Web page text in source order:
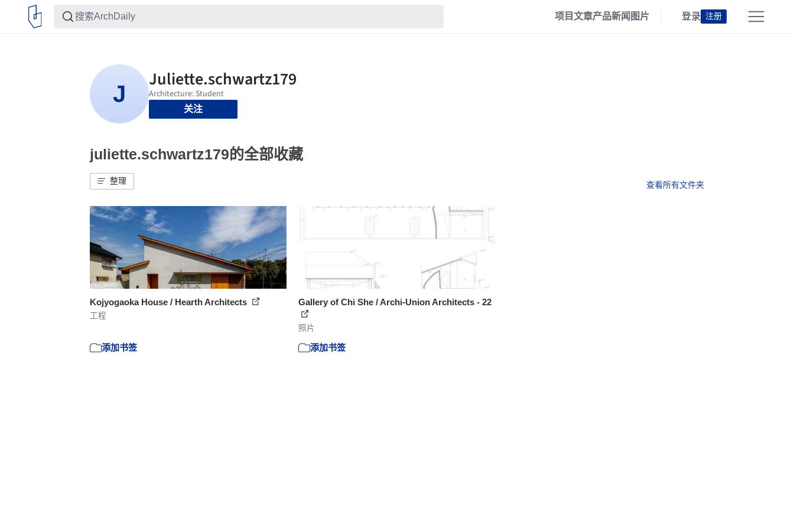
项目文章产品新闻 图片 登录 注册
关注
juliette.schwartz179的全部收藏
整理 查看所有文件夹
Kojyogaoka House / Hearth Architects
工程
添加书签
Gallery of Chi She / Archi-Union Architects - 22
照片
添加书签